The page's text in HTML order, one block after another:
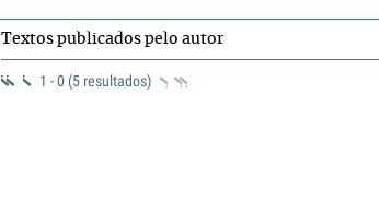
Textos publicados pelo autor
1 - 0 (5 resultados)